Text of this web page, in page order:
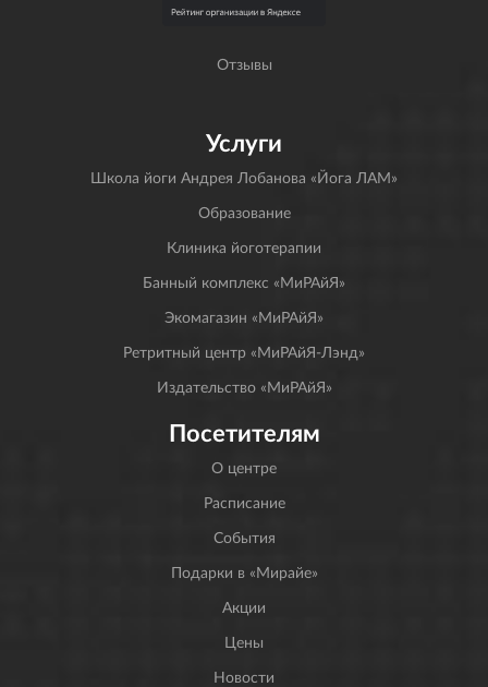
Отзывы
Услуги
Школа йоги Андрея Лобанова «Йога ЛАМ»
Образование
Клиника йоготерапии
Банный комплекс «МиРАйЯ»
Экомагазин «МиРАйЯ»
Ретритный центр «МиРАйЯ-Лэнд»
Издательство «МиРАйЯ»
Посетителям
О центре
Расписание
События
Подарки в «Мирайе»
Акции
Цены
Новости